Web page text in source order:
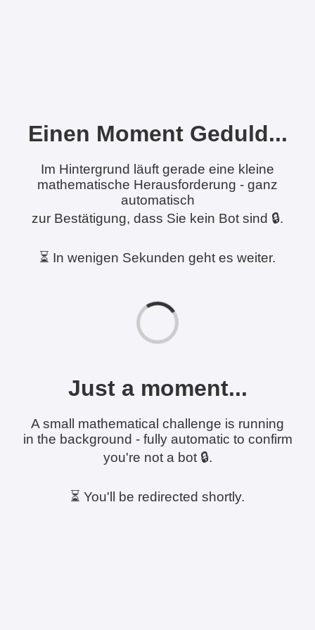
Einen Moment Geduld...
Im Hintergrund läuft gerade eine kleine
mathematische Herausforderung - ganz
automatisch
zur Bestätigung, dass Sie kein Bot sind 🔒.
⏳ In wenigen Sekunden geht es weiter.
Just a moment...
A small mathematical challenge is running
in the background - fully automatic to confirm
you're not a bot 🔒.
⏳ You'll be redirected shortly.